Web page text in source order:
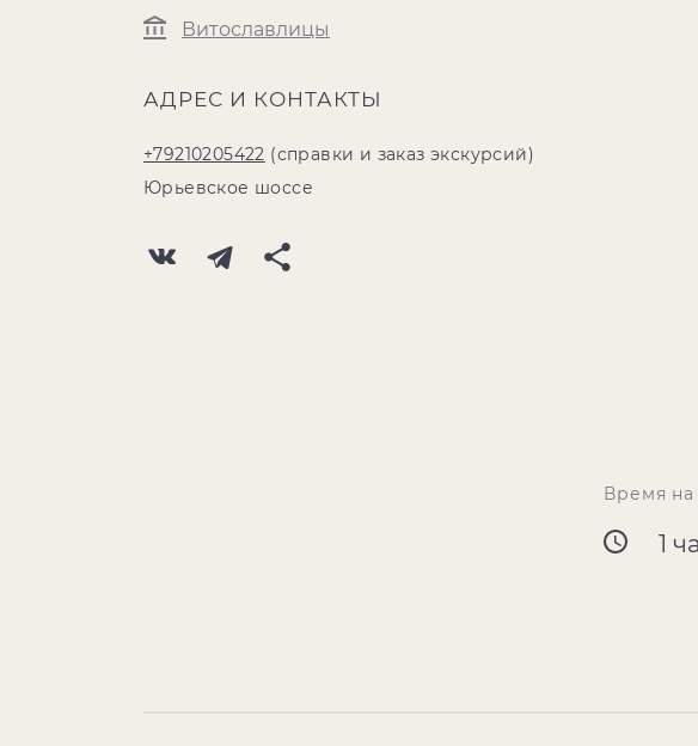
Витославлицы
АДРЕС И КОНТАКТЫ
+79210205422 (справки и заказ экскурсий)
Юрьевское шоссе
Время на
1